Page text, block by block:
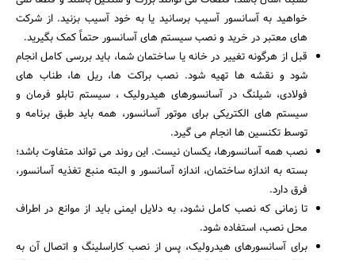
خواهید به آسانسور آسیب برسانید یا به خود آسیب بزنید. از شرکت
های معتبر در خرید و نصب سیستم های آسانسور حتماً کمک بگیرید.
قبل از هرگونه تغییر در خانه یا ساختمان شما، باید بررسی کامل انجام
شود و نقشه ها تهیه شود. نصب براکت ها، ریل ها، طناب های
فولادی، شیلنگ در آسانسورهای هیدرولیک ، سیستم تابلو فرمان و
سیستم های الکتریکی برای موتور آسانسور، همه باید طبق برنامه و
توسط تکنسین ها انجام می گیرد.
نصب همه آسانسورها، یکسان نیست. این روند می تواند متفاوت باشد؛
بسته به اندازه ساختمان، اندازه آسانسور و البته منبع تغذیه آسانسور،
فرق دارد.
تا زمانی که نصب کامل نشود، به دلایل ایمنی باید از موانع در اطراف
محل نصب، استفاده شود.
برای آسانسورهای هیدرولیک، پس از نصب کاراسلینگ و اتصال آن به